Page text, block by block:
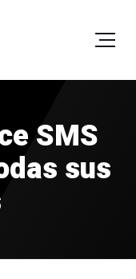
SMS
sus